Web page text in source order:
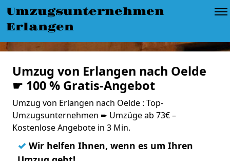
Umzugsunternehmen
Erlangen
Umzug von Erlangen nach Oelde
☛ 100 % Gratis-Angebot
Umzug von Erlangen nach Oelde : Top-
Umzugsunternehmen ➨ Umzüge ab 73€ –
Kostenlose Angebote in 3 Min.
✓ Wir helfen Ihnen, wenn es um Ihren